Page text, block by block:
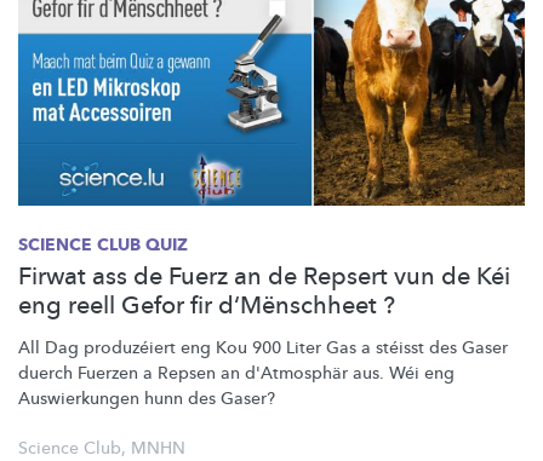
SCIENCE CLUB QUIZ
Firwat ass de Fuerz an de Repsert vun de Kéi
eng reell Gefor fir d‘Mënschheet ?
All Dag produzéiert eng Kou 900 Liter Gas a stéisst des Gaser
duerch Fuerzen a Repsen an d'Atmosphär aus. Wéi eng
Auswierkungen hunn des Gaser?
Science Club, MNHN